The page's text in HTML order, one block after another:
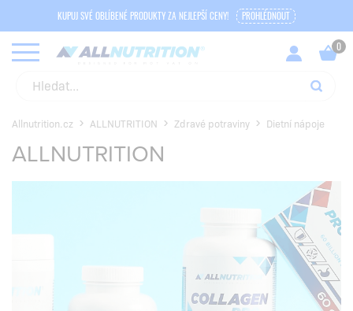
KUPUJ SVÉ OBLÍBENÉ PRODUKTY ZA NEJLEPŠÍ CENY! PROHLÉDNOUT
Allnutrition.cz ALLNUTRITION Zdravé potraviny Dietní nápoje
ALLNUTRITION